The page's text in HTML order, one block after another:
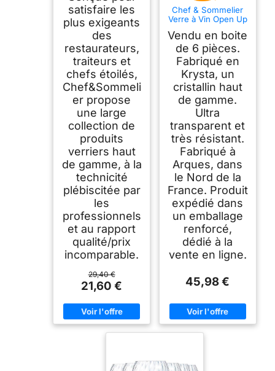
satisfaire les
plus exigeants
des
restaurateurs,
traiteurs et
chefs étoilés,
Chef&Sommeli
er propose
une large
collection de
produits
verriers haut
de gamme, à la
technicité
plébiscitée par
les
professionnels
et au rapport
qualité/prix
incomparable.
29,40 €
21,60 €
Chef & Sommelier
Verre à Vin Open Up
Vendu en boite
de 6 pièces.
Fabriqué en
Krysta, un
cristallin haut
de gamme.
Ultra
transparent et
très résistant.
Fabriqué à
Arques, dans
le Nord de la
France. Produit
expédié dans
un emballage
renforcé,
dédié à la
vente en ligne.
45,98 €